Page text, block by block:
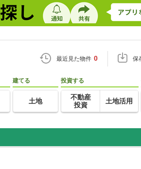
最近見た物件 0 保
建てる
土地
投資する
不動産
投資
土地活用